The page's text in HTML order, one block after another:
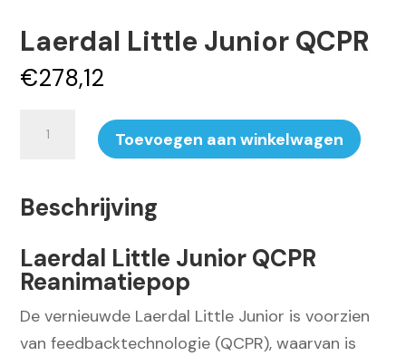
Laerdal Little Junior QCPR
€278,12
QCPR
Toevoegen aan winkelwagen
Beschrijving
Laerdal Little Junior QCPR
Reanimatiepop
De vernieuwde Laerdal Little Junior is voorzien
van feedbacktechnologie (QCPR), waarvan is